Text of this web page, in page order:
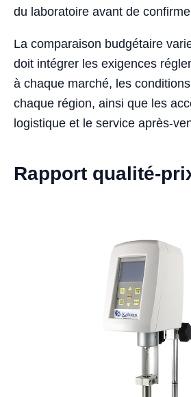
du laboratoire avant de
La comparaison budgétaire
doit intégrer les exigences
à chaque marché, les
chaque région, ainsi que les
logistique et le service après-
Rapport qualité-